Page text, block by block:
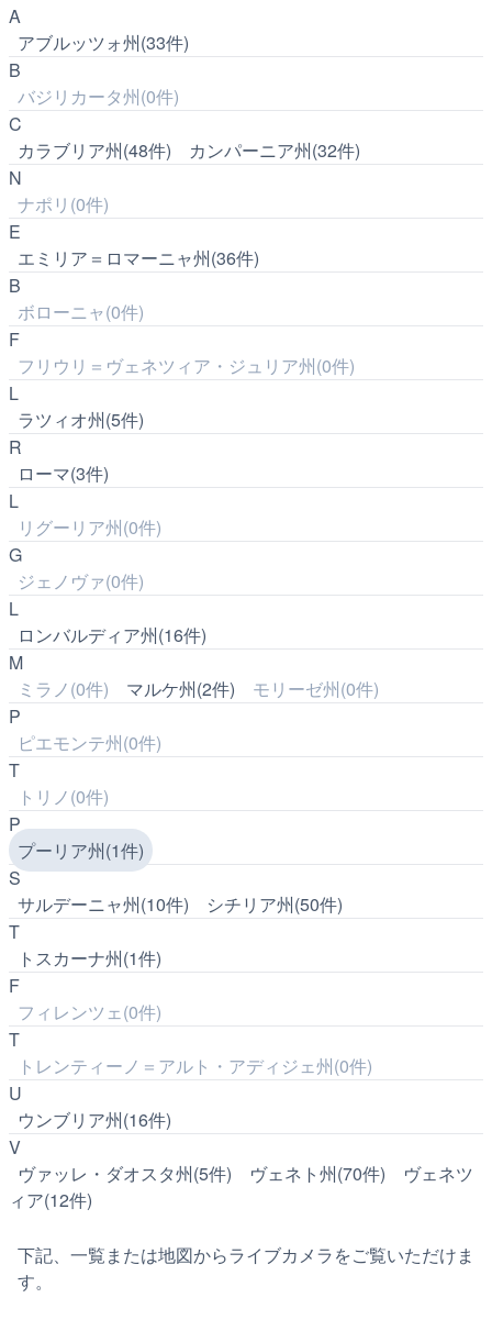
A
アブルッツォ州(33件)
B
バジリカータ州(0件)
C
カラブリア州(48件)
カンパーニア州(32件)
N
ナポリ(0件)
E
エミリア＝ロマーニャ州(36件)
B
ボローニャ(0件)
F
フリウリ＝ヴェネツィア・ジュリア州(0件)
L
ラツィオ州(5件)
R
ローマ(3件)
L
リグーリア州(0件)
G
ジェノヴァ(0件)
L
ロンバルディア州(16件)
M
ミラノ(0件)
マルケ州(2件)
モリーゼ州(0件)
P
ピエモンテ州(0件)
T
トリノ(0件)
P
プーリア州(1件)
S
サルデーニャ州(10件)
シチリア州(50件)
T
トスカーナ州(1件)
F
フィレンツェ(0件)
T
トレンティーノ＝アルト・アディジェ州(0件)
U
ウンブリア州(16件)
V
ヴァッレ・ダオスタ州(5件)
ヴェネト州(70件)
ヴェネツ
ィア(12件)
下記、一覧または地図からライブカメラをご覧いただけま
す。